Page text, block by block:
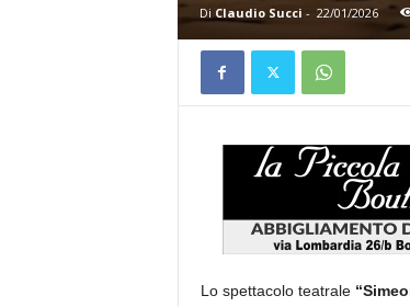
Di Claudio Succi - 22/01/2026
Lo spettacolo teatrale